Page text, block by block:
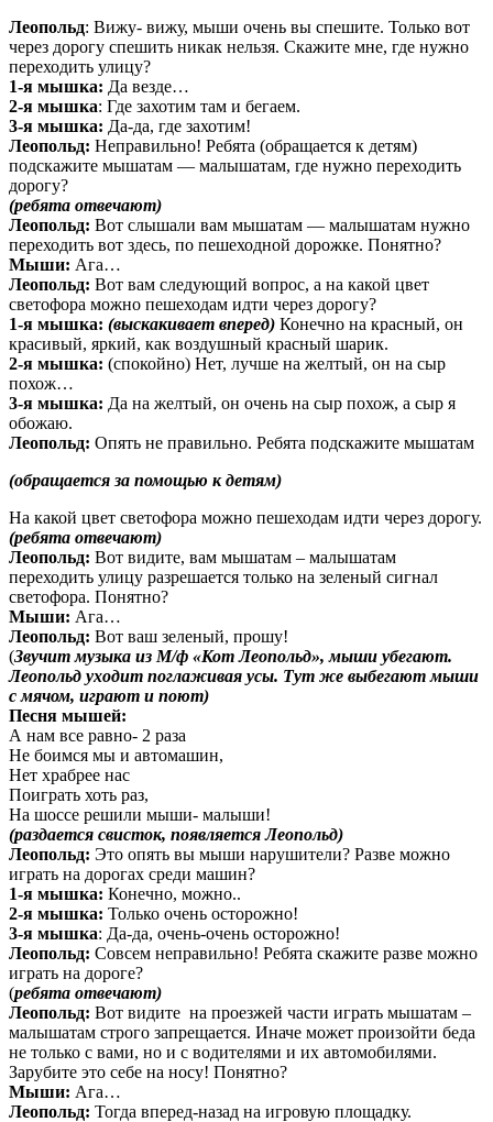
Леопольд: Вижу- вижу, мыши очень вы спешите. Только вот
через дорогу спешить никак нельзя. Скажите мне, где нужно
переходить улицу?
1-я мышка: Да везде…
2-я мышка: Где захотим там и бегаем.
3-я мышка: Да-да, где захотим!
Леопольд: Неправильно! Ребята (обращается к детям)
подскажите мышатам — малышатам, где нужно переходить
дорогу?
(ребята отвечают)
Леопольд: Вот слышали вам мышатам — малышатам нужно
переходить вот здесь, по пешеходной дорожке. Понятно?
Мыши: Ага…
Леопольд: Вот вам следующий вопрос, а на какой цвет
светофора можно пешеходам идти через дорогу?
1-я мышка: (выскакивает вперед) Конечно на красный, он
красивый, яркий, как воздушный красный шарик.
2-я мышка: (спокойно) Нет, лучше на желтый, он на сыр
похож…
3-я мышка: Да на желтый, он очень на сыр похож, а сыр я
обожаю.
Леопольд: Опять не правильно. Ребята подскажите мышатам
(обращается за помощью к детям)
На какой цвет светофора можно пешеходам идти через дорогу.
(ребята отвечают)
Леопольд: Вот видите, вам мышатам – малышатам
переходить улицу разрешается только на зеленый сигнал
светофора. Понятно?
Мыши: Ага…
Леопольд: Вот ваш зеленый, прошу!
(Звучит музыка из М/ф «Кот Леопольд», мыши убегают.
Леопольд уходит поглаживая усы. Тут же выбегают мыши
с мячом, играют и поют)
Песня мышей:
А нам все равно- 2 раза
Не боимся мы и автомашин,
Нет храбрее нас
Поиграть хоть раз,
На шоссе решили мыши- малыши!
(раздается свисток, появляется Леопольд)
Леопольд: Это опять вы мыши нарушители? Разве можно
играть на дорогах среди машин?
1-я мышка: Конечно, можно..
2-я мышка: Только очень осторожно!
3-я мышка: Да-да, очень-очень осторожно!
Леопольд: Совсем неправильно! Ребята скажите разве можно
играть на дороге?
(ребята отвечают)
Леопольд: Вот видите на проезжей части играть мышатам –
малышатам строго запрещается. Иначе может произойти беда
не только с вами, но и с водителями и их автомобилями.
Зарубите это себе на носу! Понятно?
Мыши: Ага…
Леопольд: Тогда вперед-назад на игровую площадку.